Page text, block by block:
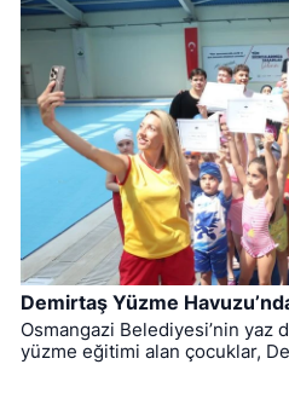
Demirtaş Yüzme
Osmangazi Belediyesi’nin yaz
yüzme eğitimi alan çocuklar,